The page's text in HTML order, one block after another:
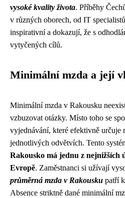
vysoké kvality života. Příběhy
v různých oborech, od IT
inspirativní a dokazují, že s
vytyčených cílů.
Minimální mzda a její
Minimální mzda v Rakousku
vzbuzovat otázky. Místo toho se
vyjednávání, které efektivně určuje
jednotlivých odvětvích. Tento
Rakousko má jednu z
Evropě. Zaměstnanci si užívají
průměrná mzda v Rakousku patří
Absence striktně dané minimální